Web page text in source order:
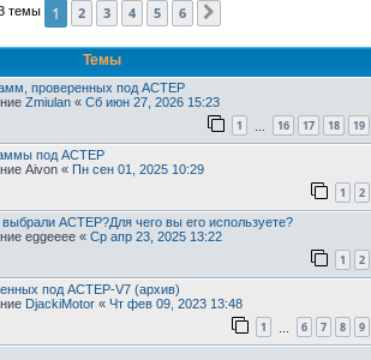
темы 1 2 3 4 5 6
Темы
проверенных под АСТЕР
Zmiulan « Сб июн 27, 2026 15:23
1 16 17 18 19
под АСТЕР
Aivon « Пн сен 01, 2025 10:29
1 2
АСТЕР?Для чего вы его используете?
eggeeee « Ср апр 23, 2025 13:22
1 2
под АСТЕР-V7 (архив)
DjackiMotor « Чт фев 09, 2023 13:48
1 6 7 8 9